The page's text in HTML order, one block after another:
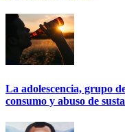
La adolescencia, grupo
consumo y abuso de